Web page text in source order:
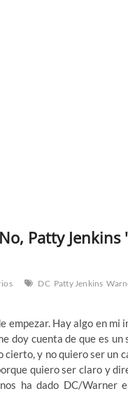
Patty
DC Patty Jenkins
empezar. Hay algo en
doy cuenta de que es
y no quiero ser un
quiero ser claro y
ha dado DC/Warner